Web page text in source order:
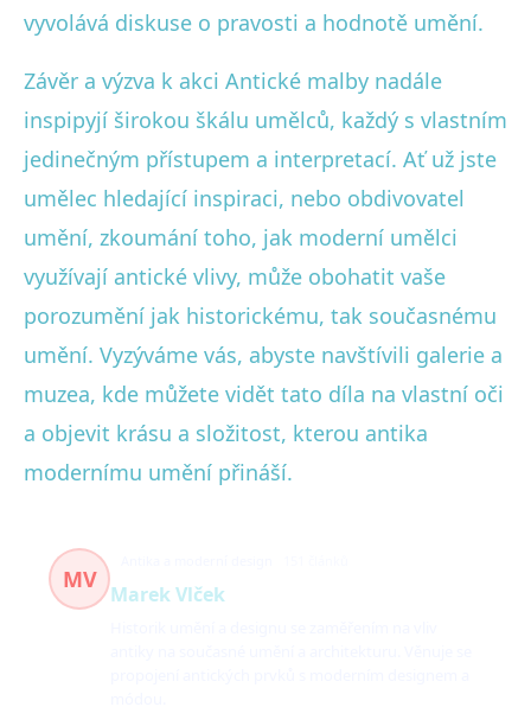
vyvolává diskuse o pravosti a hodnotě umění.
Závěr a výzva k akci Antické malby nadále
inspiруjí širokou škálu umělců, každý s vlastním
jedinečným přístupem a interpretací. Ať už jste
umělec hledající inspiraci, nebo obdivovatel
umění, zkoumání toho, jak moderní umělci
využívají antické vlivy, může obohatit vaše
porozumění jak historickému, tak současnému
umění. Vyzýváme vás, abyste navštívili galerie a
muzea, kde můžete vidět tato díla na vlastní oči
a objevit krásu a složitost, kterou antika
modernímu umění přináší.
MV
Marek Vlček